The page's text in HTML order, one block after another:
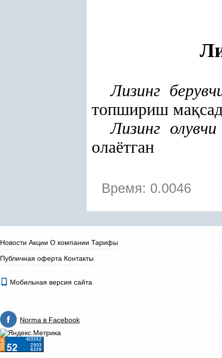
Лизинг
топшириш мақ
Лизинг
олаётган
Время: 0.0046
Новости Акции О компании Тарифы
Публичная оферта Контакты
Мобильная версия сайта
Norma в Facebook